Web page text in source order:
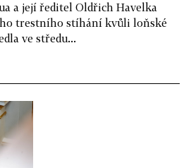
a její ředitel Oldřich Havelka
trestního stíhání kvůli loňské
ve středu...